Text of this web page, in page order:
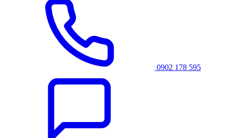
0902 178 595